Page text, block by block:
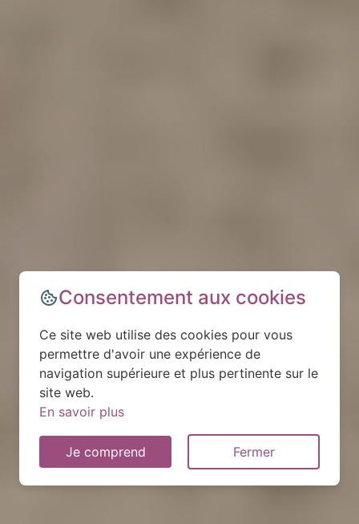
Consentement aux cookies
Ce site web utilise des cookies pour vous
permettre d'avoir une expérience de
navigation supérieure et plus pertinente sur le
site web.
En savoir plus
Je comprend Fermer